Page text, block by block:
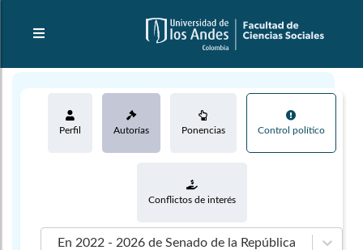
Perfil Autorías Ponencias Control político
Conflictos de interés
En 2022 - 2026 de Senado de la República